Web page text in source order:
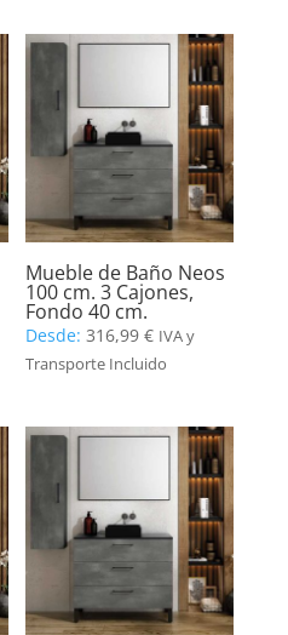
Mueble de Baño Neos
100 cm. 3 Cajones,
Fondo 40 cm.
Desde:316,99€ IVA y
Transporte Incluido